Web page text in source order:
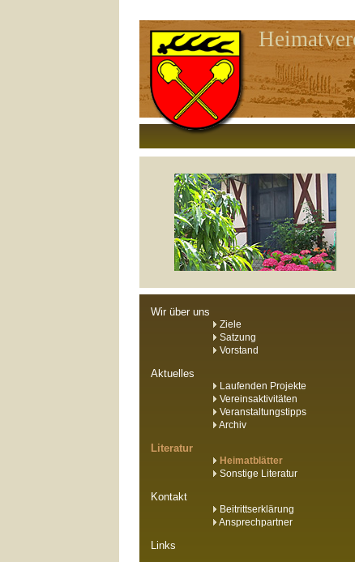
Wir über uns
Ziele
Satzung
Vorstand
Aktuelles
Laufenden Projekte
Vereinsaktivitäten
Veranstaltungstipps
Archiv
Literatur
Heimatblätter
Sonstige Literatur
Kontakt
Beitrittserklärung
Ansprechpartner
Links